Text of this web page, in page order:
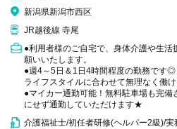
新潟県新潟市西区
JR越後線 寺尾
●利用者様のご自宅で、身体介護や生
願いいたします。
●週4～5日＆1日4時間程度の勤務です◎
ライフスタイルに合わせて無理なく働
●マイカー通勤可能！無料駐車場も完
にせず通勤していただけます★
介護福祉士/初任者研修(ヘルパー2級)/